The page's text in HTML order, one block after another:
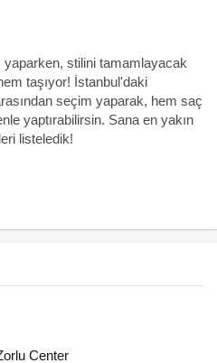
yaparken, stilini tamamlayacak
taşıyor! İstanbul'daki
seçim yaparak, hem saç
yaptırabilirsin. Sana en yakın
listeledik!
Center